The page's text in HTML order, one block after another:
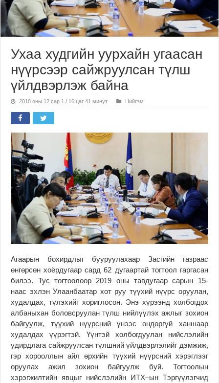
Ухаа худгийн уурхайн угаасан
нүүрсээр сайжруулсан түлш
үйлдвэрлэж байна
2018 оны 12 сар 1 / 16 цаг 41 минут Нийгэм
Агаарын бохирдлыг бууруулахаар Засгийн газраас
өнгөрсөн хоёрдугаар сард 62 дугаартай тогтоол гаргасан
билээ. Тус тогтоолоор 2019 оны тавдугаар сарын 15-
наас эхлэн Улаанбаатар хот руу түүхий нүүрс оруулан,
худалдах, түлэхийг хориглосон. Энэ хүрээнд холбогдох
албаныхан боловсруулан түлш нийлүүлэх ажлыг зохион
байгуулж, түүхий нүүрсний үнээс өндөргүй ханшаар
худалдах үүрэгтэй. Үүнтэй холбогдуулан нийслэлийн
удирдлага сайжруулсан түлшний үйлдвэрлэлийг дэмжиж,
гэр хорооллын айл өрхийн түүхий нүүрсний хэрэглээг
оруулах ажил зохион байгуулж буй. Тогтоолын
хэрэгжилтийн явцыг нийслэлийн ИТХ–ынТэргүүлэгчид